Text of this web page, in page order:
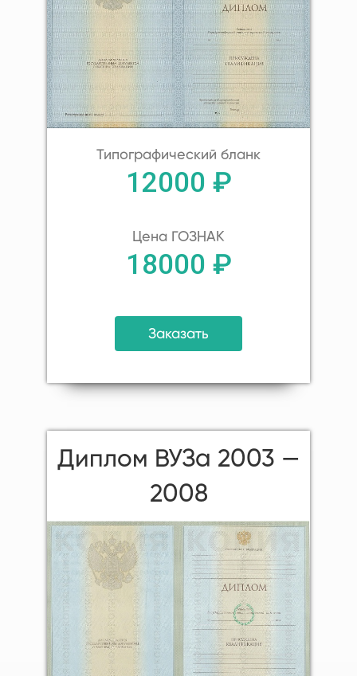
Типографический бланк
12000 ₽
Цена ГОЗНАК
18000 ₽
Заказать
Диплом ВУЗа 2003 —
2008